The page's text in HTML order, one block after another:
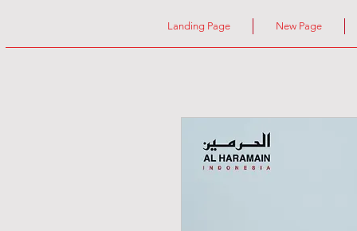
Landing Page New Page